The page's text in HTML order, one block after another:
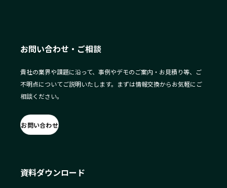
お問い合わせ・ご相談
貴社の業界や課題に沿って、事例やデモのご案内・お見積り等、ご
不明点についてご説明いたします。まずは情報交換からお気軽にご
相談ください。
お問い合わせ
資料ダウンロード